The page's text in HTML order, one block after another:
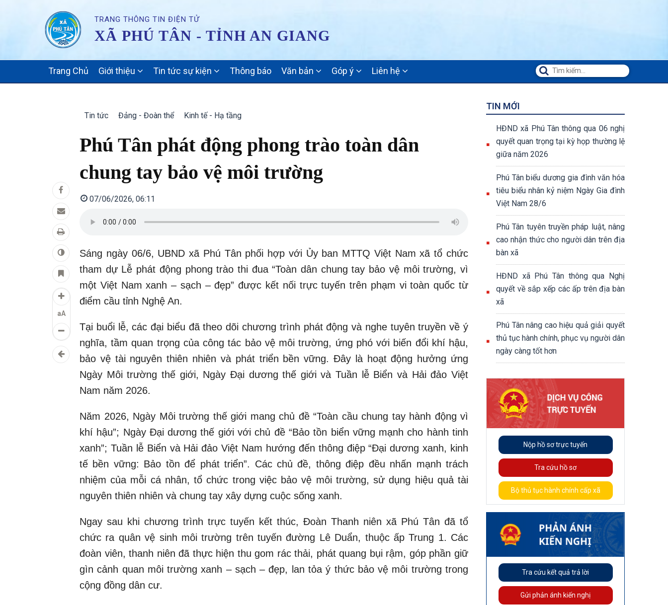
TRANG THÔNG TIN ĐIỆN TỬ
XÃ PHÚ TÂN - TỈNH AN GIANG
NAVIGATION
Trang Chủ Giới thiệu Tin tức sự kiện Thông báo Văn bản Góp ý Liên hệ
aA
Tin tức Đảng - Đoàn thể Kinh tế - Hạ tầng
Phú Tân phát động phong trào toàn dân
chung tay bảo vệ môi trường
07/06/2026, 06:11
Sáng ngày 06/6, UBND xã Phú Tân phối hợp với Ủy ban MTTQ Việt Nam xã tổ chức
tham dự Lễ phát động phong trào thi đua “Toàn dân chung tay bảo vệ môi trường, vì
một Việt Nam xanh – sạch – đẹp” được kết nối trực tuyến trên phạm vi toàn quốc từ
điểm cầu tỉnh Nghệ An.
Tại buổi lễ, các đại biểu đã theo dõi chương trình phát động và nghe tuyên truyền về ý
nghĩa, tầm quan trọng của công tác bảo vệ môi trường, ứng phó với biến đổi khí hậu,
bảo vệ tài nguyên thiên nhiên và phát triển bền vững. Đây là hoạt động hưởng ứng
Ngày Môi trường thế giới, Ngày Đại dương thế giới và Tuần lễ Biển và Hải đảo Việt
Nam năm 2026.
Năm 2026, Ngày Môi trường thế giới mang chủ đề “Toàn cầu chung tay hành động vì
khí hậu”; Ngày Đại dương thế giới với chủ đề “Bảo tồn biển vững mạnh cho hành tinh
xanh”; Tuần lễ Biển và Hải đảo Việt Nam hướng đến thông điệp “Đại dương xanh, kinh
tế bền vững: Bảo tồn để phát triển”. Các chủ đề, thông điệp đều nhấn mạnh trách
nhiệm của mỗi cá nhân, tổ chức trong việc bảo vệ môi trường, sử dụng hiệu quả tài
nguyên thiên nhiên và chung tay xây dựng cuộc sống xanh.
Ngay sau khi chương trình trực tuyến kết thúc, Đoàn Thanh niên xã Phú Tân đã tổ
chức ra quân vệ sinh môi trường trên tuyến đường Lê Duẩn, thuộc ấp Trung 1. Các
đoàn viên, thanh niên đã thực hiện thu gom rác thải, phát quang bụi rậm, góp phần giữ
gìn cảnh quan môi trường xanh – sạch – đẹp, lan tỏa ý thức bảo vệ môi trường trong
cộng đồng dân cư.
TIN MỚI
HĐND xã Phú Tân thông qua 06 nghị
quyết quan trọng tại kỳ họp thường lệ
giữa năm 2026
Phú Tân biểu dương gia đình văn hóa
tiêu biểu nhân kỷ niệm Ngày Gia đình
Việt Nam 28/6
Phú Tân tuyên truyền pháp luật, nâng
cao nhận thức cho người dân trên địa
bàn xã
HĐND xã Phú Tân thông qua Nghị
quyết về sắp xếp các ấp trên địa bàn
xã
Phú Tân nâng cao hiệu quả giải quyết
thủ tục hành chính, phục vụ người dân
ngày càng tốt hơn
Nộp hồ sơ trực tuyến
Tra cứu hồ sơ
Bộ thủ tục hành chính cấp xã
Tra cứu kết quả trả lời
Gửi phản ánh kiến nghị